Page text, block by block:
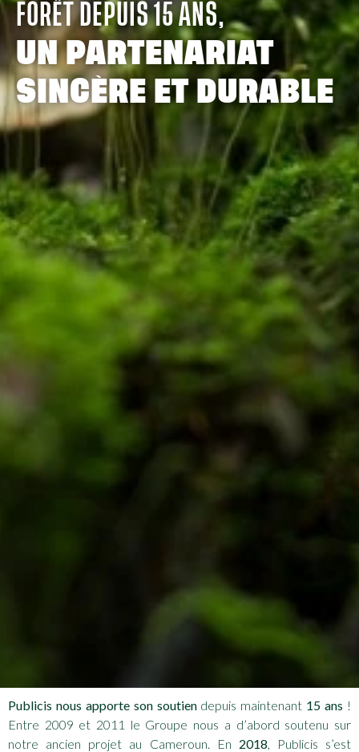
FORÊT DEPUIS 15 ANS,
UN PARTENARIAT
SINCÈRE ET DURABLE
Publicis nous apporte son soutiendepuis maintenant 15 ans !
Entre 2009 et 2011 le Groupe nous a d’abord soutenu sur
notre ancien projet au Cameroun. En 2018 , Publicis s’est